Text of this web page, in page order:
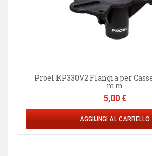
Proel KP330V2 Flangia per
mm
Prezzo
5,00 €
AGGIUNGI AL CARRELLO